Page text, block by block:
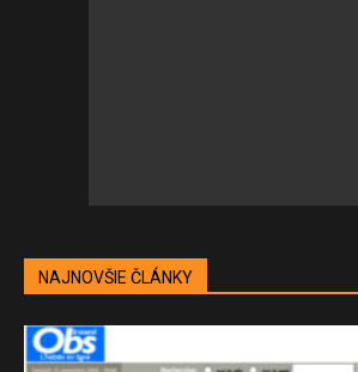
NAJNOVŠIE ČLÁNKY